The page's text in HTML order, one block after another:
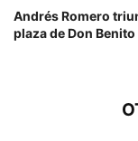
Andrés Romero
plaza de Don Benito